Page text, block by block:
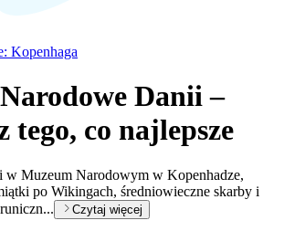
Kopenhaga
Danii –
tego, co najlepsze
w Muzeum Narodowym w Kopenhadze,
po Wikingach, średniowieczne skarby i
Czytaj więcej